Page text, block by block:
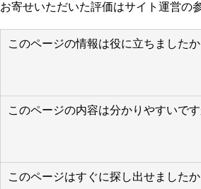
お寄せいただいた評価はサイト運営の
このページの情報は役に立ちましたか
このページの内容は分かりやすいで
このページはすぐに探し出せましたか